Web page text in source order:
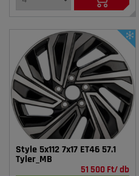
Style 5x112 7x17 ET46 57.1
Tyler_MB
51 500 Ft/ db